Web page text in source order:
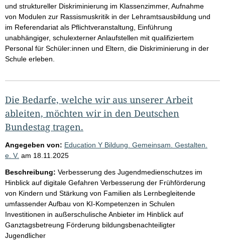
und struktureller Diskriminierung im Klassenzimmer, Aufnahme
von Modulen zur Rassismuskritik in der Lehramtsausbildung und
im Referendariat als Pflichtveranstaltung, Einführung
unabhängiger, schulexterner Anlaufstellen mit qualifiziertem
Personal für Schüler:innen und Eltern, die Diskriminierung in der
Schule erleben.
Die Bedarfe, welche wir aus unserer Arbeit
ableiten, möchten wir in den Deutschen
Bundestag tragen.
Angegeben von: Education Y Bildung. Gemeinsam. Gestalten.
e. V. am 18.11.2025
Beschreibung: Verbesserung des Jugendmedienschutzes im
Hinblick auf digitale Gefahren Verbesserung der Frühförderung
von Kindern und Stärkung von Familien als Lernbegleitende
umfassender Aufbau von KI-Kompetenzen in Schulen
Investitionen in außerschulische Anbieter im Hinblick auf
Ganztagsbetreung Förderung bildungsbenachteiligter
Jugendlicher